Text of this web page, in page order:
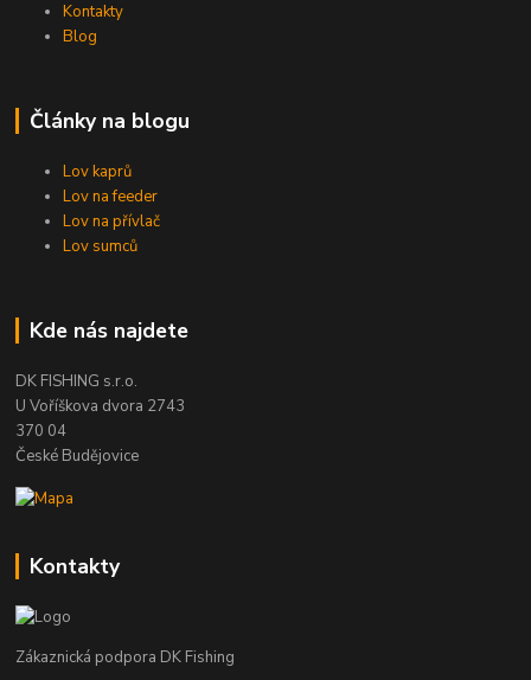
Kontakty
Blog
Články na blogu
Lov kaprů
Lov na feeder
Lov na přívlač
Lov sumců
Kde nás najdete
DK FISHING s.r.o.
U Voříškova dvora 2743
370 04
České Budějovice
Kontakty
Zákaznická podpora DK Fishing